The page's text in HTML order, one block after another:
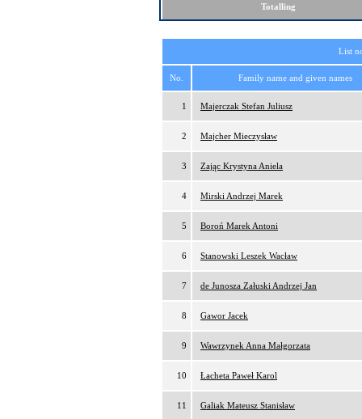
Totalling
List
No. Family name and given names
1 Majerczak Stefan Juliusz
2 Majcher Mieczysław
3 Zając Krystyna Aniela
4 Mirski Andrzej Marek
5 Boroń Marek Antoni
6 Stanowski Leszek Wacław
7 de Junosza Załuski Andrzej Jan
8 Gawor Jacek
9 Wawrzynek Anna Małgorzata
10 Łacheta Paweł Karol
11 Galiak Mateusz Stanisław